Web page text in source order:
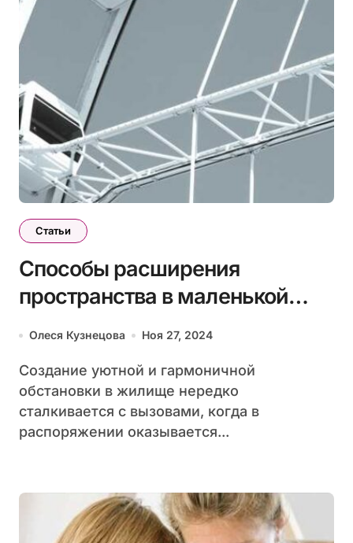
Статьи
Способы расширения
пространства в маленькой
квартире
Олеся Кузнецова Ноя 27, 2024
Создание уютной и гармоничной
обстановки в жилище нередко
сталкивается с вызовами, когда в
распоряжении оказывается...